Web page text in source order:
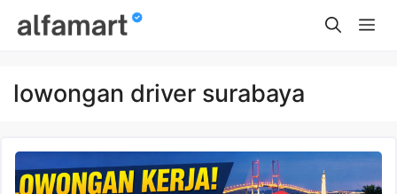
lowongan driver surabaya